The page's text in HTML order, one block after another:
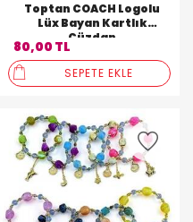
Toptan COACH Logolu
Lüx Bayan Kartlık
Cüzdan
80,00 TL
SEPETE EKLE